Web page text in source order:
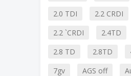
2.0 TDI
2.2 CRDI
2.2 `CRDI
2.4TD
2.8 TD
2.8TD
7gv
AGS off